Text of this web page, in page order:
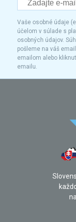
Vaše osobné údaje
účelom v súlade s
osobných údajov.
pošleme na váš
emailom alebo
emailu.